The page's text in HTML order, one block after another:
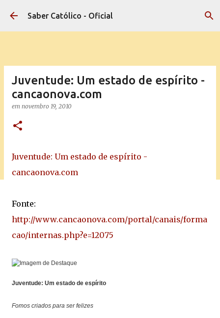
Pular para o conteúdo principal
Saber Católico - Oficial
Juventude: Um estado de espírito -
cancaonova.com
em novembro 19, 2010
Juventude: Um estado de espírito -
cancaonova.com
Fonte:
http://www.cancaonova.com/portal/canais/forma
cao/internas.php?e=12075
Juventude: Um estado de espírito
Fomos criados para ser felizes